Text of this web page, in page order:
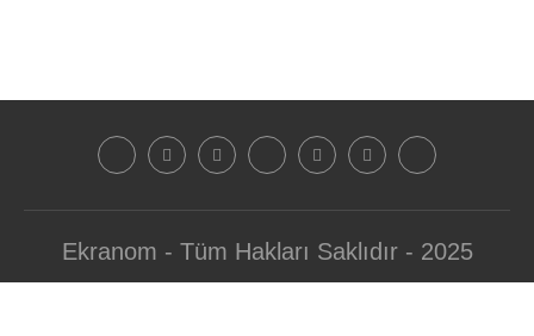
Ekranom - Tüm Hakları Saklıdır - 2025